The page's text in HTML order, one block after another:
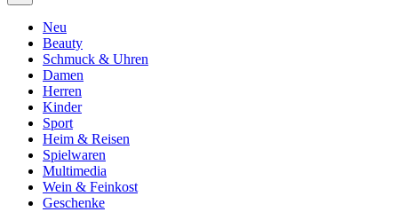
Neu
Beauty
Schmuck & Uhren
Damen
Herren
Kinder
Sport
Heim & Reisen
Spielwaren
Multimedia
Wein & Feinkost
Geschenke